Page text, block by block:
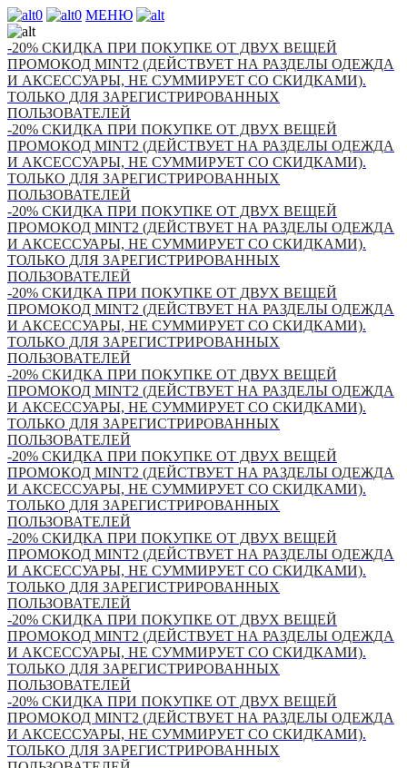
0 0 МЕНЮ
-20% СКИДКА ПРИ ПОКУПКЕ ОТ ДВУХ ВЕЩЕЙ
ПРОМОКОД MINT2 (ДЕЙСТВУЕТ НА РАЗДЕЛЫ ОДЕЖДА
И АКСЕССУАРЫ, НЕ СУММИРУЕТ СО СКИДКАМИ).
ТОЛЬКО ДЛЯ ЗАРЕГИСТРИРОВАННЫХ
ПОЛЬЗОВАТЕЛЕЙ
-20% СКИДКА ПРИ ПОКУПКЕ ОТ ДВУХ ВЕЩЕЙ
ПРОМОКОД MINT2 (ДЕЙСТВУЕТ НА РАЗДЕЛЫ ОДЕЖДА
И АКСЕССУАРЫ, НЕ СУММИРУЕТ СО СКИДКАМИ).
ТОЛЬКО ДЛЯ ЗАРЕГИСТРИРОВАННЫХ
ПОЛЬЗОВАТЕЛЕЙ
-20% СКИДКА ПРИ ПОКУПКЕ ОТ ДВУХ ВЕЩЕЙ
ПРОМОКОД MINT2 (ДЕЙСТВУЕТ НА РАЗДЕЛЫ ОДЕЖДА
И АКСЕССУАРЫ, НЕ СУММИРУЕТ СО СКИДКАМИ).
ТОЛЬКО ДЛЯ ЗАРЕГИСТРИРОВАННЫХ
ПОЛЬЗОВАТЕЛЕЙ
-20% СКИДКА ПРИ ПОКУПКЕ ОТ ДВУХ ВЕЩЕЙ
ПРОМОКОД MINT2 (ДЕЙСТВУЕТ НА РАЗДЕЛЫ ОДЕЖДА
И АКСЕССУАРЫ, НЕ СУММИРУЕТ СО СКИДКАМИ).
ТОЛЬКО ДЛЯ ЗАРЕГИСТРИРОВАННЫХ
ПОЛЬЗОВАТЕЛЕЙ
-20% СКИДКА ПРИ ПОКУПКЕ ОТ ДВУХ ВЕЩЕЙ
ПРОМОКОД MINT2 (ДЕЙСТВУЕТ НА РАЗДЕЛЫ ОДЕЖДА
И АКСЕССУАРЫ, НЕ СУММИРУЕТ СО СКИДКАМИ).
ТОЛЬКО ДЛЯ ЗАРЕГИСТРИРОВАННЫХ
ПОЛЬЗОВАТЕЛЕЙ
-20% СКИДКА ПРИ ПОКУПКЕ ОТ ДВУХ ВЕЩЕЙ
ПРОМОКОД MINT2 (ДЕЙСТВУЕТ НА РАЗДЕЛЫ ОДЕЖДА
И АКСЕССУАРЫ, НЕ СУММИРУЕТ СО СКИДКАМИ).
ТОЛЬКО ДЛЯ ЗАРЕГИСТРИРОВАННЫХ
ПОЛЬЗОВАТЕЛЕЙ
-20% СКИДКА ПРИ ПОКУПКЕ ОТ ДВУХ ВЕЩЕЙ
ПРОМОКОД MINT2 (ДЕЙСТВУЕТ НА РАЗДЕЛЫ ОДЕЖДА
И АКСЕССУАРЫ, НЕ СУММИРУЕТ СО СКИДКАМИ).
ТОЛЬКО ДЛЯ ЗАРЕГИСТРИРОВАННЫХ
ПОЛЬЗОВАТЕЛЕЙ
-20% СКИДКА ПРИ ПОКУПКЕ ОТ ДВУХ ВЕЩЕЙ
ПРОМОКОД MINT2 (ДЕЙСТВУЕТ НА РАЗДЕЛЫ ОДЕЖДА
И АКСЕССУАРЫ, НЕ СУММИРУЕТ СО СКИДКАМИ).
ТОЛЬКО ДЛЯ ЗАРЕГИСТРИРОВАННЫХ
ПОЛЬЗОВАТЕЛЕЙ
-20% СКИДКА ПРИ ПОКУПКЕ ОТ ДВУХ ВЕЩЕЙ
ПРОМОКОД MINT2 (ДЕЙСТВУЕТ НА РАЗДЕЛЫ ОДЕЖДА
И АКСЕССУАРЫ, НЕ СУММИРУЕТ СО СКИДКАМИ).
ТОЛЬКО ДЛЯ ЗАРЕГИСТРИРОВАННЫХ